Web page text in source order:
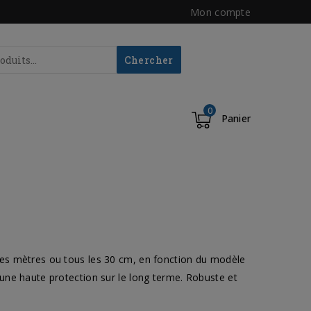
Mon compte
Chercher
0
Panier
mètres ou tous les 30 cm, en fonction du modèle
haute protection sur le long terme. Robuste et